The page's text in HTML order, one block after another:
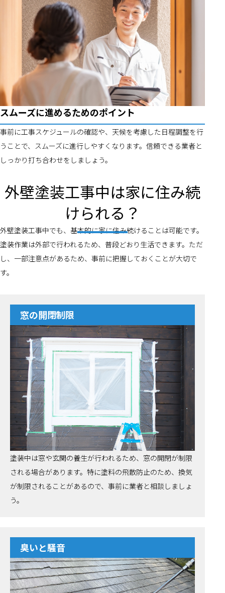
スムーズに進めるためのポイント
事前に工事スケジュールの確認や、天候を考慮した日程調整を行
うことで、スムーズに進行しやすくなります。信頼できる業者と
しっかり打ち合わせをしましょう。
外壁塗装工事中は家に住み続
けられる？
外壁塗装工事中でも、基本的に家に住み続けることは可能です。
塗装作業は外部で行われるため、普段どおり生活できます。ただ
し、一部注意点があるため、事前に把握しておくことが大切で
す。
窓の開閉制限
塗装中は窓や玄関の養生が行われるため、窓の開閉が制限
される場合があります。特に塗料の飛散防止のため、換気
が制限されることがあるので、事前に業者と相談しましょ
う。
臭いと騒音